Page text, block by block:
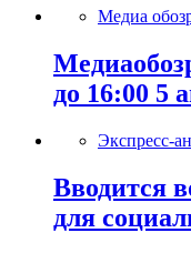
Медиа
до 16:00 5
Экспресс-
Вводится
для